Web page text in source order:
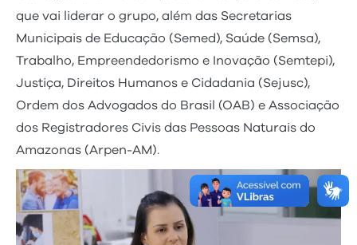
que vai liderar o grupo, além das Secretarias
Municipais de Educação (Semed), Saúde (Semsa),
Trabalho, Empreendedorismo e Inovação (Semtepi),
Justiça, Direitos Humanos e Cidadania (Sejusc),
Ordem dos Advogados do Brasil (OAB) e Associação
dos Registradores Civis das Pessoas Naturais do
Amazonas (Arpen-AM).